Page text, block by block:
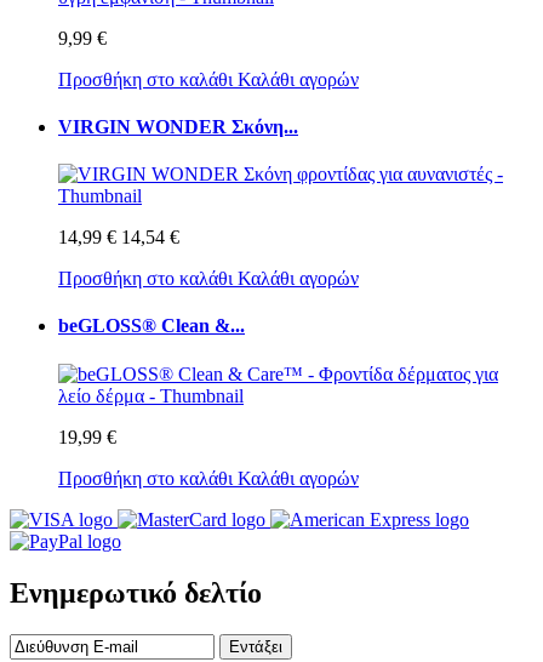
9,99 €
Προσθήκη στο καλάθι Καλάθι αγορών
VIRGIN WONDER Σκόνη...
14,99 € 14,54 €
Προσθήκη στο καλάθι Καλάθι αγορών
beGLOSS® Clean &...
19,99 €
Προσθήκη στο καλάθι Καλάθι αγορών
Ενημερωτικό δελτίο
Εντάξει